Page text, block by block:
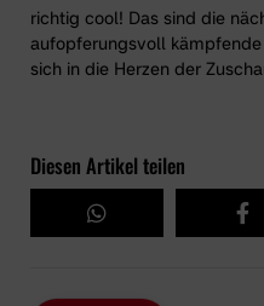
richtig cool! Das sind die
aufopferungsvoll
sich in die Herzen der
Diesen Artikel teilen